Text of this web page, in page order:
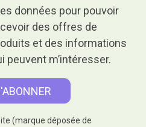
données pour pouvoir
des offres de
et des informations
peuvent m’intéresser.
(marque déposée de